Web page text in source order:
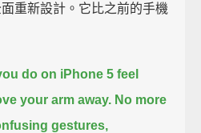
重新設計。它比之前的手機
do on iPhone 5 feel
your arm away. No more
gestures,